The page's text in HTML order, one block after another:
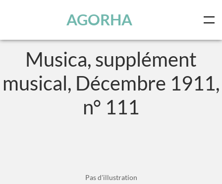
AGORHA
Musica, supplément
musical, Décembre 1911,
n° 111
Pas d'illustration